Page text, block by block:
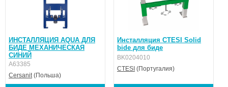
ИНСТАЛЛЯЦИЯ AQUA ДЛЯ
БИДЕ МЕХАНИЧЕСКАЯ
СИНИЙ
A63385
Cersanit (Польша)
Инсталляция CTESI Solid
bide для биде
BK0204010
CTESI (Португалия)